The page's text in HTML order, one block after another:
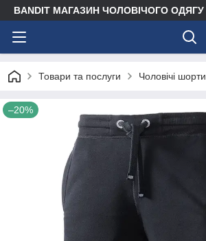
BANDIT МАГАЗИН ЧОЛОВІЧОГО ОДЯГУ
Товари та послуги Чоловічі шорти
–20%